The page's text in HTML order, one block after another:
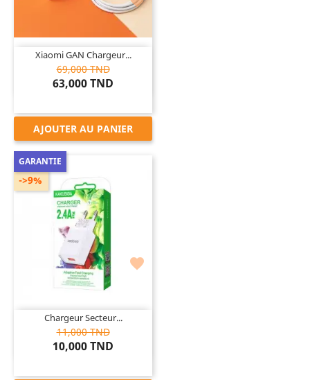
Xiaomi GAN Chargeur...
69,000 TND
63,000 TND
AJOUTER AU PANIER

Chargeur Secteur...
11,000 TND
10,000 TND
GARANTIE
->9%